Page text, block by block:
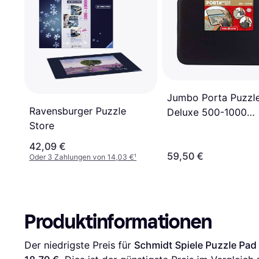
Ravensburger Puzzle
Store
42,09 €
Oder 3 Zahlungen von 14,03 €¹
Jumbo Porta
Deluxe 500-1000
59,50 €
Produktinformationen
Der niedrigste Preis für Schmidt Spiele Puzzle